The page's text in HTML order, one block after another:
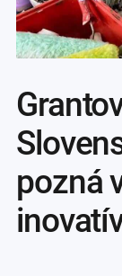
pozná